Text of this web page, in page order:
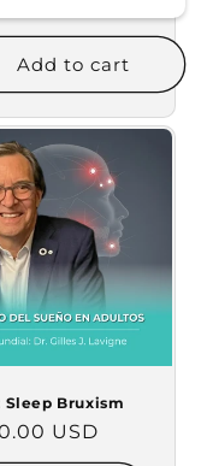
Add to cart
Sleep Bruxism
USD